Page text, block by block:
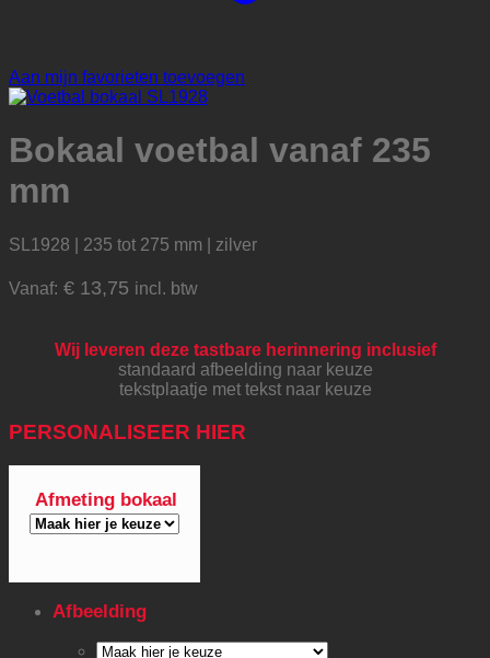
Aan mijn favorieten toevoegen
Bokaal voetbal vanaf 235
mm
SL1928 | 235 tot 275 mm | zilver
Vanaf: € 13,75 incl. btw
Wij leveren deze tastbare herinnering inclusief
standaard afbeelding naar keuze
tekstplaatje met tekst naar keuze
PERSONALISEER HIER
Afmeting bokaal
Afbeelding